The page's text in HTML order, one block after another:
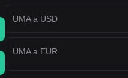
UMA a USD
UMA a EUR